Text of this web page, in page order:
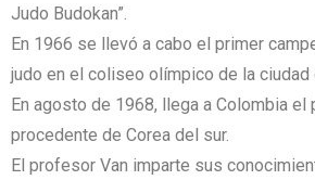
Judo Budokan”.
En 1966 se llevó a cabo el primer
judo en el coliseo olímpico de la ciudad
En agosto de 1968, llega a Colombia el
procedente de Corea del sur.
El profesor Van imparte sus